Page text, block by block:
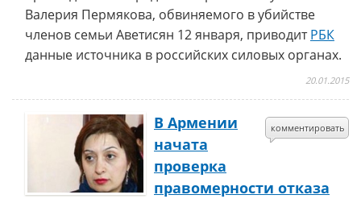
Валерия Пермякова, обвиняемого в убийстве
членов семьи Аветисян 12 января, приводитРБК
данные источника в российских силовых органах.
20.01.2015
комментировать
В Армении
начата
проверка
правомерности отказа